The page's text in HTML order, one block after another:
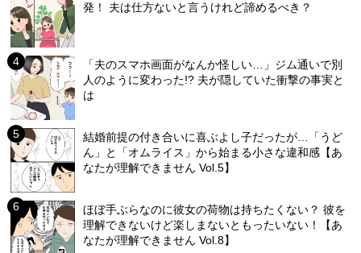
発！ 夫は仕方ないと言うけれど諦めるべき？
「夫のスマホ画面がなんか怪しい…」ジム通いで別
人のように変わった!? 夫が隠していた衝撃の事実と
は
結婚前提の付き合いに喜ぶよし子だったが…「うど
ん」と「オムライス」から始まる小さな違和感【あ
なたが理解できません Vol.5】
ほぼ手ぶらなのに彼女の荷物は持ちたくない？ 彼を
理解できないけど楽しまないともったいない！【あ
なたが理解できません Vol.8】